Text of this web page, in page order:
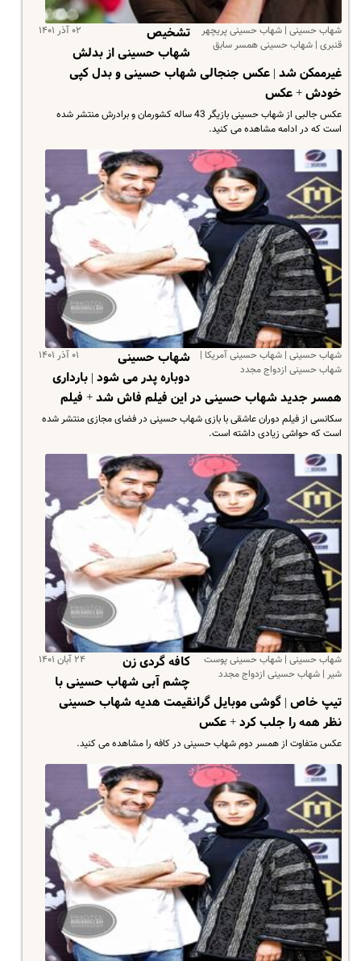
شهاب حسینی | شهاب حسینی پریچهر
قنبری | شهاب حسینی همسر سابق
۰۲ آذر ۱۴۰۱
تشخیص
شهاب حسینی از بدلش
غیرممکن شد | عکس جنجالی شهاب حسینی و بدل کپی
خودش + عکس
عکس جالبی از شهاب حسینی بازیگر 43 ساله کشورمان و برادرش منتشر شده
است که در ادامه مشاهده می کنید.
شهاب حسینی | شهاب حسینی آمریکا |
شهاب حسینی ازدواج مجدد
۰۱ آذر ۱۴۰۱
شهاب حسینی
دوباره پدر می شود | بارداری
همسر جدید شهاب حسینی در این فیلم فاش شد + فیلم
سکانسی از فیلم دوران عاشقی با بازی شهاب حسینی در فضای مجازی منتشر شده
است که حواشی زیادی داشته است.
شهاب حسینی | شهاب حسینی پوست
شیر | شهاب حسینی ازدواج مجدد
۲۴ آبان ۱۴۰۱
کافه گردی زن
چشم آبی شهاب حسینی با
تیپ خاص | گوشی موبایل گرانقیمت هدیه شهاب حسینی
نظر همه را جلب کرد + عکس
عکس متفاوت از همسر دوم شهاب حسینی در کافه را مشاهده می کنید.